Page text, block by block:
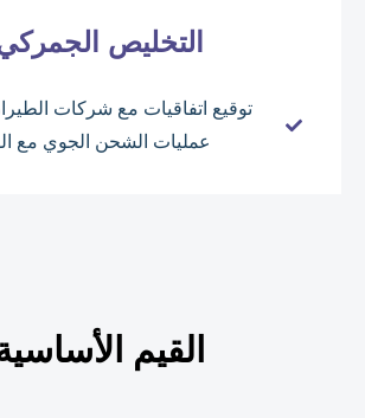
التخليص الجمركي
توقيع اتفاقيات مع شركات
عمليات الشحن الجوي مع
القيم الأساسية